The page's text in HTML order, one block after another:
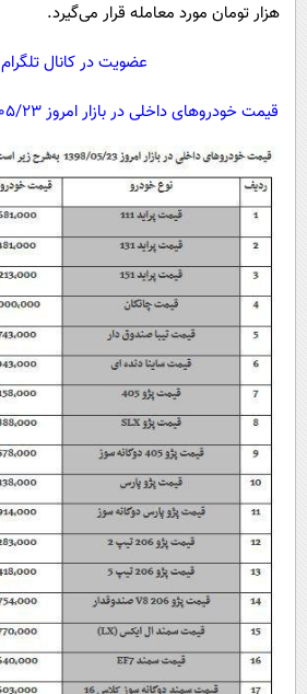
اجتماعی
حیات وحش
هزار تومان مورد معامله قرار می‌گیرد.
عضویت در کانال تلگرام
قیمت خودروهای داخلی در بازار امروز 1398/05/23 به‌شرح زیر است: